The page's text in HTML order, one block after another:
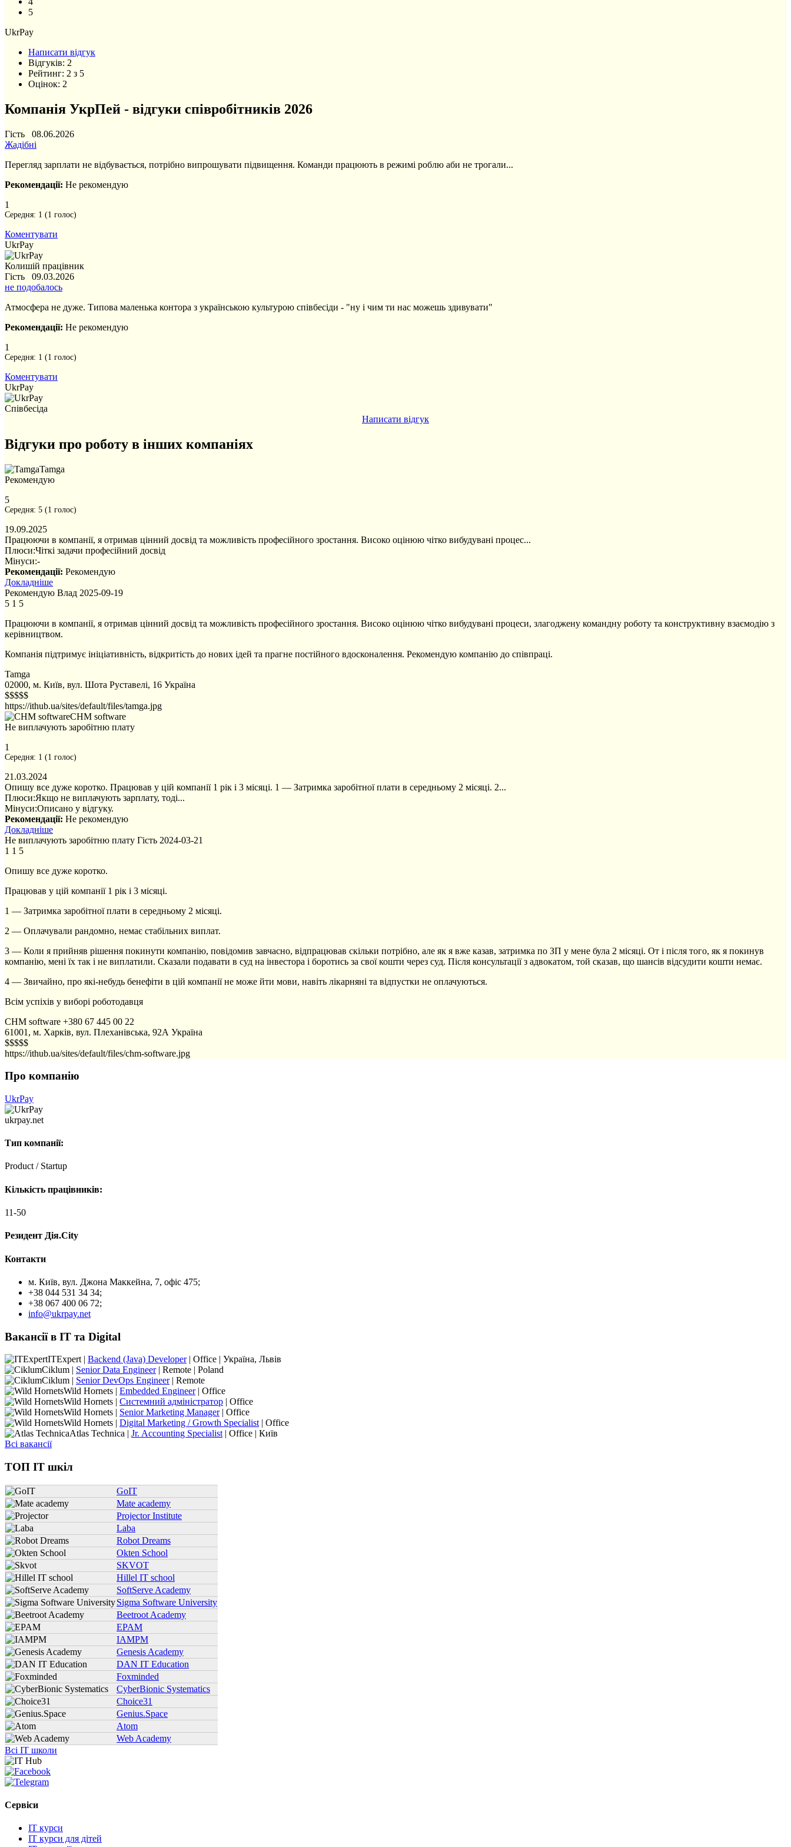
5
UkrPay
Написати відгук
Відгуків: 2
Рейтинг: 2 з 5
Оцінок: 2
Компанія УкрПей - відгуки співробітників 2026
Гість 08.06.2026
Жадібні
Перегляд зарплати не відбувається, потрібно випрошувати підвищення. Команди працюють в режимі роблю аби не трогали...
Рекомендації: Не рекомендую
1
Середня: 1 (1 голос)
Коментувати
UkrPay
Колишій працівник
Гість 09.03.2026
не подобалось
Атмосфера не дуже. Типова маленька контора з українською культурою співбесіди - "ну і чим ти нас можешь здивувати"
Рекомендації: Не рекомендую
1
Середня: 1 (1 голос)
Коментувати
UkrPay
Співбесіда
Написати відгук
Відгуки про роботу в інших компаніях
Tamga
Рекомендую
5
Середня: 5 (1 голос)
19.09.2025
Працюючи в компанії, я отримав цінний досвід та можливість професійного зростання. Високо оцінюю чітко вибудувані процес...
Плюси:Чіткі задачи професійний досвід
Мінуси:-
Рекомендації: Рекомендую
Докладніше
Рекомендую Влад 2025-09-19
5 1 5
Працюючи в компанії, я отримав цінний досвід та можливість професійного зростання. Високо оцінюю чітко вибудувані процеси, злагоджену командну роботу та конструктивну взаємодію з
керівництвом.
Компанія підтримує ініціативність, відкритість до нових ідей та прагне постійного вдосконалення. Рекомендую компанію до співпраці.
Tamga
02000, м. Київ, вул. Шота Руставелі, 16 Україна
$$$$$
https://ithub.ua/sites/default/files/tamga.jpg
CHM software
Не виплачують заробітню плату
1
Середня: 1 (1 голос)
21.03.2024
Опишу все дуже коротко. Працював у цій компанії 1 рік і 3 місяці. 1 — Затримка заробітної плати в середньому 2 місяці. 2...
Плюси:Якщо не виплачують зарплату, тоді...
Мінуси:Описано у відгуку.
Рекомендації: Не рекомендую
Докладніше
Не виплачують заробітню плату Гість 2024-03-21
1 1 5
Опишу все дуже коротко.
Працював у цій компанії 1 рік і 3 місяці.
1 — Затримка заробітної плати в середньому 2 місяці.
2 — Оплачували рандомно, немає стабільних виплат.
3 — Коли я прийняв рішення покинути компанію, повідомив завчасно, відпрацював скільки потрібно, але як я вже казав, затримка по ЗП у мене була 2 місяці. От і після того, як я покинув
компанію, мені їх так і не виплатили. Сказали подавати в суд на інвестора і боротись за свої кошти через суд. Після консультації з адвокатом, той сказав, що шансів відсудити кошти немає.
4 — Звичайно, про які-небудь бенефіти в цій компанії не може йти мови, навіть лікарняні та відпустки не оплачуються.
Всім успіхів у виборі роботодавця
CHM software +380 67 445 00 22
61001, м. Харків, вул. Плеханівська, 92А Україна
$$$$$
https://ithub.ua/sites/default/files/chm-software.jpg
Про компанію
UkrPay
ukrpay.net
Тип компанії:
Product / Startup
Кількість працівників:
11-50
Резидент Дія.City
Контакти
м. Київ, вул. Джона Маккейна, 7, офіс 475;
+38 044 531 34 34;
+38 067 400 06 72;
info@ukrpay.net
Вакансії в IT та Digital
ITExpert | Backend (Java) Developer| Office | Україна, Львів
Ciklum | Senior Data Engineer| Remote | Poland
Ciklum | Senior DevOps Engineer| Remote
Wild Hornets | Embedded Engineer| Office
Wild Hornets | Системний адміністратор | Office
Wild Hornets | Senior Marketing Manager| Office
Wild Hornets | Digital Marketing / Growth Specialist | Office
Atlas Technica | Jr. Accounting Specialist | Office | Київ
Всі вакансії
ТОП IT шкіл
GoIT
Mate academy
Projector Institute
Laba
Robot Dreams
Okten School
SKVOT
Hillel IT school
SoftServe Academy
Sigma Software University
Beetroot Academy
EPAM
IAMPM
Genesis Academy
DAN IT Education
Foxminded
CyberBionic Systematics
Choice31
Genius.Space
Atom
Web Academy
Всі IT школи
Сервіси
IT курси
IT курси для дітей